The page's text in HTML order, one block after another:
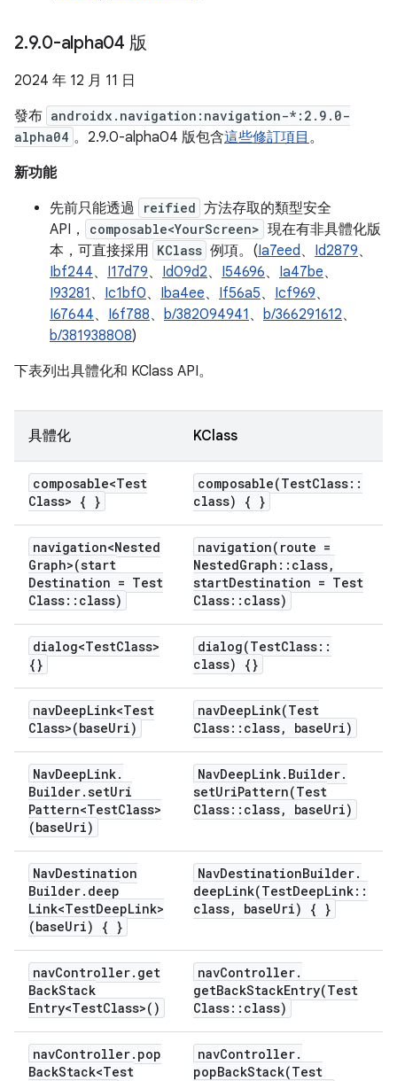
2.9.0-alpha04 版
2024 年 12 月 11 日
發布 androidx.navigation:navigation-*:2.9.0-
alpha04 。2.9.0-alpha04 版包含這些修訂項目 。
新功能
先前只能透過
reified 方法存取的類型安全
API，
composable<YourScreen> 現在有非具體化版
本，可直接採用 KClass 例項。(Ia7eed、 Id2879、
Ibf244、 I17d79、 Id09d2、 I54696、 Ia47be、
I93281 、 Ic1bf0、 Iba4ee、 If56a5、 Icf969、
I67644、 I6f788、 b/382094941 、 b/366291612、
b/381938808)
下表列出具體化和 KClass API。
具體化 KClass
composable<Test
Class> { }
composable(TestClass::
class) { }
navigation<Nested
Graph>(start
Destination = Test
Class:: class)
navigation( route =
NestedGraph :: class,
startDestination = Test
Class:: class)
dialog<TestClass>
{}
dialog(TestClass::
class) {}
navDeepLink<Test
Class>(baseUri)
navDeepLink(Test
Class:: class, baseUri)
NavDeepLink.
Builder.setUri
Pattern<TestClass>
(baseUri)
NavDeepLink. Builder.
setUriPattern(Test
Class:: class, baseUri)
NavDestination
Builder. deep
Link<TestDeepLink>
(baseUri) { }
NavDestinationBuilder.
deepLink(TestDeepLink::
class, baseUri) { }
navController. get
BackStack
Entry<TestClass>()
navController.
getBackStackEntry(Test
Class:: class)
navController. pop
BackStack<Test
navController.
popBackStack(Test